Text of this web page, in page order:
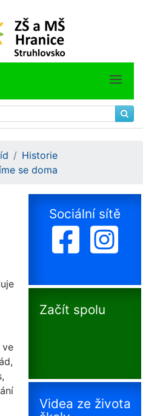
Historie
se doma
ve
Sociální sítě
Začít spolu
Videa ze života